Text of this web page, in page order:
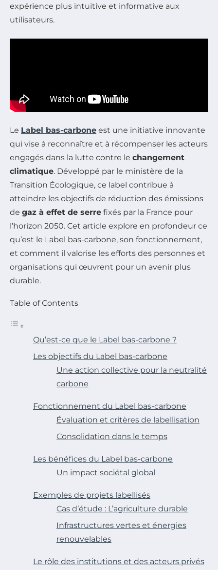
expérience plus intuitive et informative aux
utilisateurs.
Le Label bas-carbone est une initiative innovante
qui vise à reconnaître et à récompenser les acteurs
engagés dans la lutte contre le changement
climatique. Développé par le ministère de la
Transition Écologique, ce label contribue à
atteindre les objectifs de réduction des émissions
de gaz à effet de serre fixés par la France pour
l’horizon 2050. Cet article explore en profondeur ce
qu’est le Label bas-carbone, son fonctionnement,
et comment il valorise les efforts des personnes et
organisations qui œuvrent pour un avenir plus
durable.
Table of Contents
Qu’est-ce que le Label bas-carbone ?
Les objectifs du Label bas-carbone
Une action collective pour la neutralité
carbone
Fonctionnement du Label bas-carbone
Évaluation et critères de labellisation
Consolidation dans le temps
Les bénéfices du Label bas-carbone
Un impact sociétal global
Exemples de projets labellisés
Cas d’étude : L’agriculture durable
Infrastructures vertes et énergies
renouvelables
Le rôle des institutions et des acteurs privés